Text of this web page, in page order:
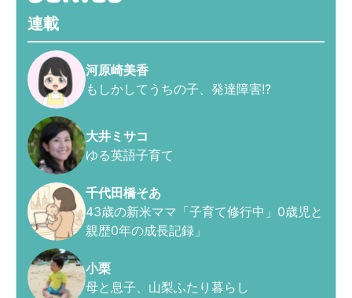
連載
河原崎美香
もしかしてうちの子、発達障害!?
大井ミサコ
ゆる英語子育て
千代田橋そあ
43歳の新米ママ「子育て修行中」0歳児と
親歴0年の成長記録」
小栗
母と息子、山梨ふたり暮らし